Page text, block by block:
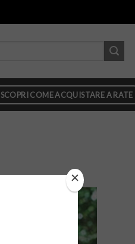
SCOPRI COME ACQUISTARE A RATE